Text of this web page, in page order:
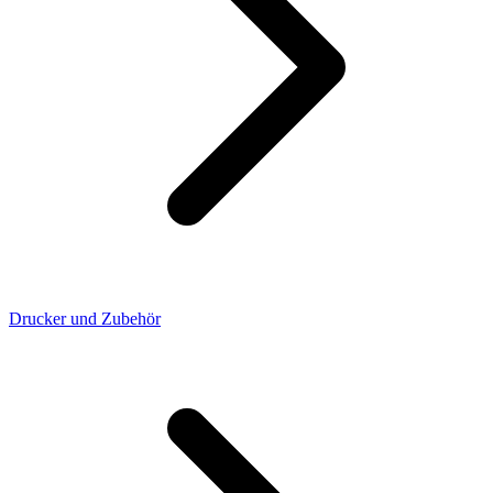
Drucker und Zubehör